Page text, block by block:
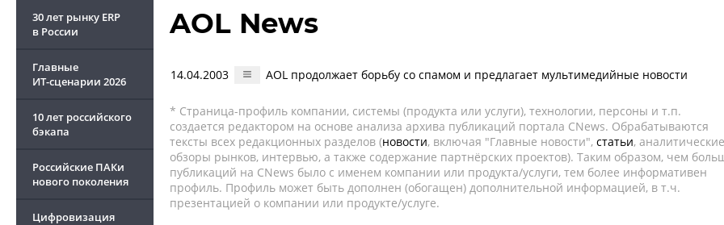
30 лет рынку ERP
в России
Главные
ИТ-сценарии 2026
10 лет российского
бэкапа
Российские ПАКи
нового поколения
Цифровизация
AOL News
14.04.2003 AOL продолжает борьбу со спамом и предлагает мультимедийные новости
* Страница-профиль компании, системы (продукта или услуги), технологии, персоны и т.п.
создается редактором на основе анализа архива публикаций портала CNews. Обрабатываются
тексты всех редакционных разделов (новости, включая "Главные новости", статьи, аналитические
обзоры рынков, интервью, а также содержание партнёрских проектов). Таким образом, чем
публикаций на CNews было с именем компании или продукта/услуги, тем более информативен
профиль. Профиль может быть дополнен (обогащен) дополнительной информацией, в т.ч.
презентацией о компании или продукте/услуге.